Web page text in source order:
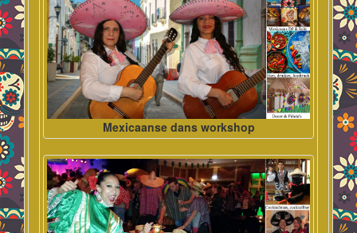
Mexicaanse dans workshop